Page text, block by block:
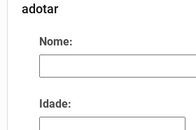
adotar
Nome:
Idade: